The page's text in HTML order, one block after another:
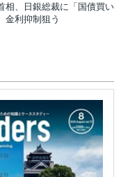
相、日銀総裁に「国債買い
金利抑制狙う